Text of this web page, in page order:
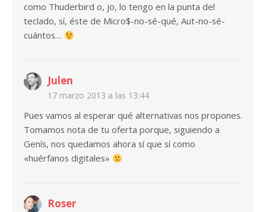
como Thuderbird o, jo, lo tengo en la punta del
teclado, sí, éste de Micro$-no-sé-qué, Aut-no-sé-
cuántos…
Julen
17 marzo 2013 a las 13:44
Pues vamos al esperar qué alternativas nos propones.
Tomamos nota de tu oferta porque, siguiendo a
Genís, nos quedamos ahora sí que sí como
«huérfanos digitales»
Roser